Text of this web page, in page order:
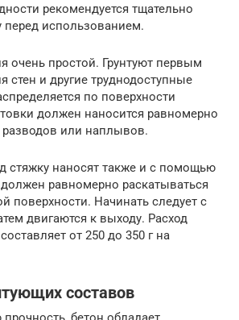
рекомендуется тщательно
перед использованием.
очень простой. Грунтуют первым
и другие труднодоступные
по поверхности
должен наносится равномерно
или наплывов.
стяжку наносят также и с помощью
равномерно раскатываться
поверхности. Начинать следует с
двигаются к выходу. Расход
от 250 до 350 г на
составов